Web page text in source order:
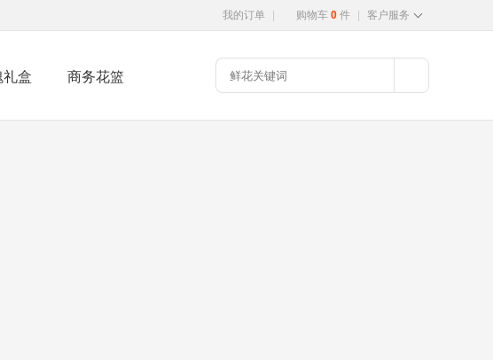
我的订单 购物车 0 件 客户服务
礼盒 商务花篮